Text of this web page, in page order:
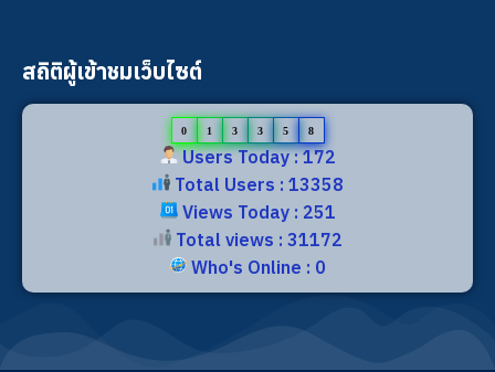
สถิติผู้เข้าชมเว็บไซต์
0 1 3 3 5 8
Users Today : 172
Total Users : 13358
Views Today : 251
Total views : 31172
Who's Online : 0